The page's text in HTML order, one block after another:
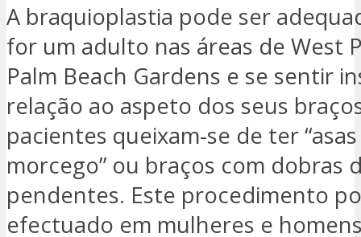
A braquioplastia pode ser
for um adulto nas áreas de West
Palm Beach Gardens e se sentir
relação ao aspeto dos seus
pacientes queixam-se de ter
morcego” ou braços com dobras
pendentes. Este procedimento
efectuado em mulheres e